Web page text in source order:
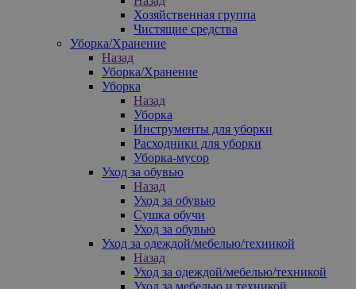
Хозяйственная группа
Чистящие средства
Уборка/Хранение
Назад
Уборка/Хранение
Уборка
Назад
Уборка
Инструменты для уборки
Расходники для уборки
Уборка-мусор
Уход за обувью
Назад
Уход за обувью
Сушка обучи
Уход за обувью
Уход за одеждой/мебелью/техникой
Назад
Уход за одеждой/мебелью/техникой
Уход за мебелью и техникой